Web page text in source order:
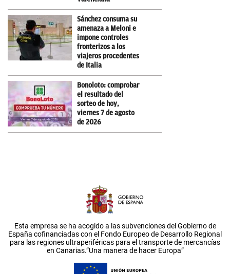
Sánchez consuma su
amenaza a Meloni e
impone controles
fronterizos a los
viajeros procedentes
de Italia
Bonoloto: comprobar
el resultado del
sorteo de hoy,
viernes 7 de agosto
de 2026
Esta empresa se ha acogido a las subvenciones del Gobierno de
España cofinanciadas con el Fondo Europeo de Desarrollo Regional
para las regiones ultraperiféricas para el transporte de mercancías
en Canarias.”Una manera de hacer Europa”